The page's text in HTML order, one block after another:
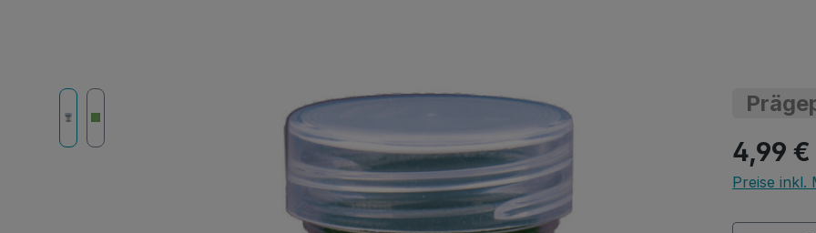
Bildergalerie überspringen
Regulärer
4,99 €
Preise inkl.